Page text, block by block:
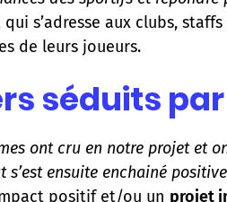
qui s’adresse aux clubs,
de leurs joueurs.
séduits
ont cru en notre projet et
s’est ensuite enchainé
positif et/ou un projet